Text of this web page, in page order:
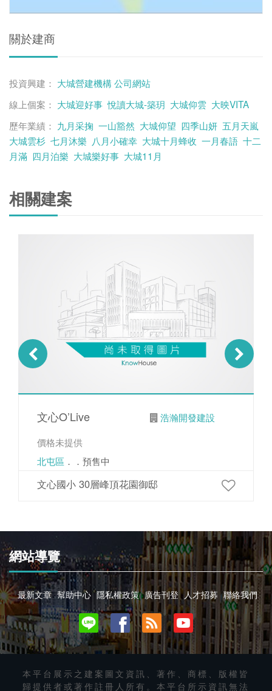
關於建商
投資興建： 大城營建機構公司網站
線上個案： 大城迎好事 悅讀大城-築玥 大城仰雲 大映VITA
歷年業績： 九月采掬 一山豁然 大城仰望 四季山妍 五月天嵐
大城雲杉 七月沐樂 八月小確幸 大城十月蜂收 一月春語 十二
月滿 四月泊樂 大城樂好事 大城11月
相關建案
文心O’Live
浩瀚開發建設
價格未提供
北屯區 ．．預售中
文心國小 30層峰頂花園御邸
網站導覽
最新文章 幫助中心 隱私權政策 廣告刊登 人才招募 聯絡我們
本平台展示之建案圖文資訊、著作、商標、版權皆
歸提供者或著作註冊人所有。本平台所示資訊無法